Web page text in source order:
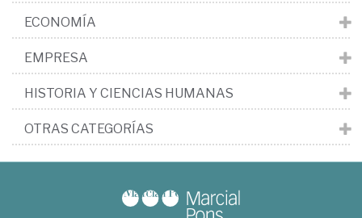
ECONOMÍA
EMPRESA
HISTORIA Y CIENCIAS HUMANAS
OTRAS CATEGORÍAS